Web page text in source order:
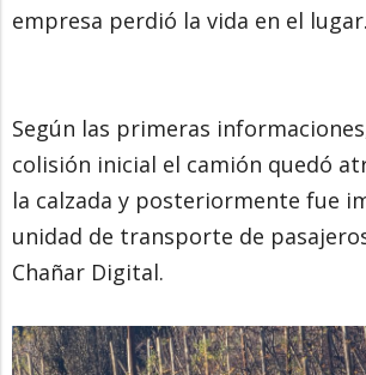
empresa perdió la vida en el lugar.
Según las primeras
colisión inicial el camión quedó
la calzada y posteriormente fue
unidad de transporte de
Chañar Digital.